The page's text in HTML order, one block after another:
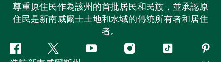
尊重原住民作為該州的首批居民和民族，並承認原
住民是新南威爾士土地和水域的傳統所有者和居住
者。
Facebook嘰
Youtube Instagram抖